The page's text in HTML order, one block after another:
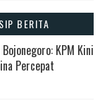
BERITA
KPM Kini
Percepat